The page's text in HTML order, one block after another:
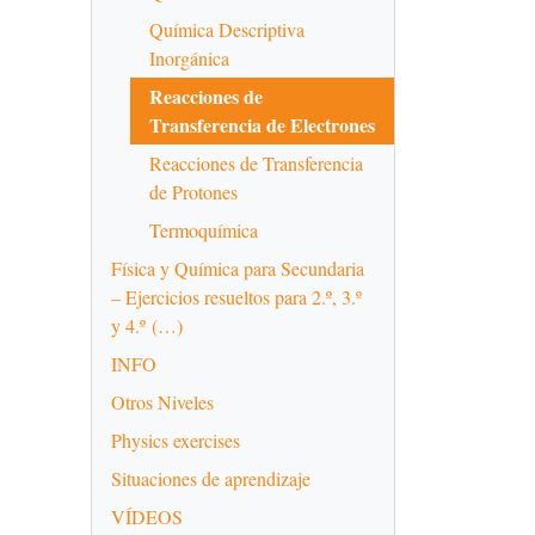
Química Descriptiva
Inorgánica
Reacciones de
Transferencia de Electrones
Reacciones de Transferencia
de Protones
Termoquímica
Física y Química para Secundaria
– Ejercicios resueltos para 2.º, 3.º
y 4.º (…)
INFO
Otros Niveles
Physics exercises
Situaciones de aprendizaje
VÍDEOS